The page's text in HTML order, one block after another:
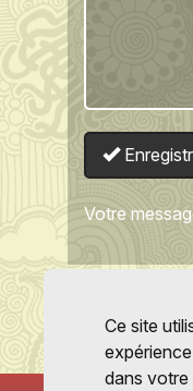
Votre
Ce site
dans votre